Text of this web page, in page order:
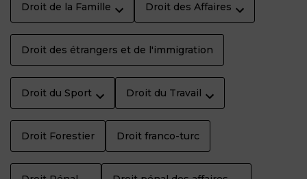
Droit de la Famille Droit des Affaires
Droit des étrangers et de l'immigration
Droit du Sport Droit du Travail
Droit Forestier Droit franco-turc